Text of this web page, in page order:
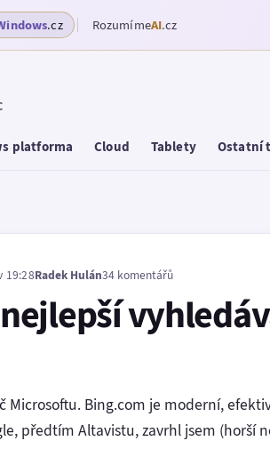
.cz RozumímeAI.cz
platforma Cloud Tablety Ostatní
19:28Radek Hulán34 komentářů
Microsoftu. Bing.com je moderní,
předtím Altavistu, zavrhl jsem (horší